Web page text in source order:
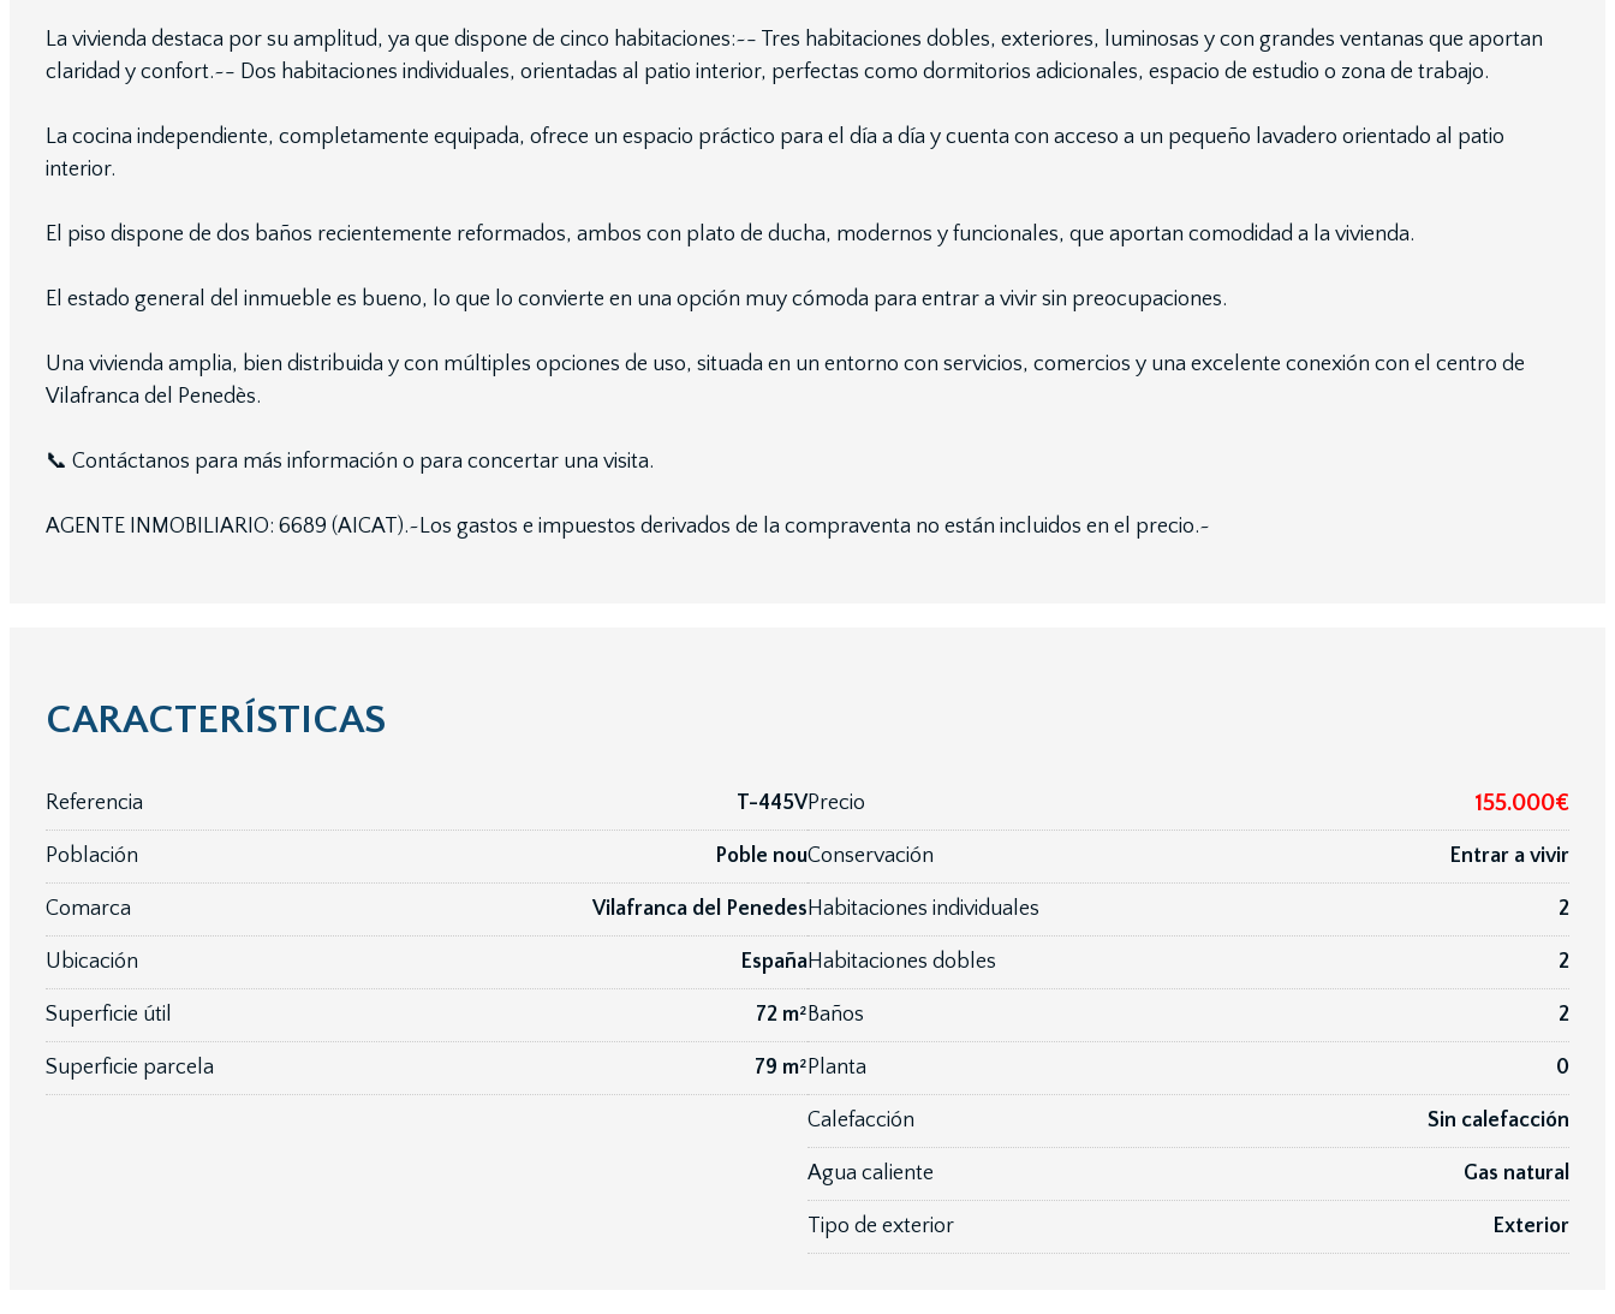
La vivienda destaca por su amplitud, ya que dispone de cinco habitaciones:~- Tres habitaciones dobles, exteriores, luminosas y con grandes ventanas que aportan
claridad y confort.~- Dos habitaciones individuales, orientadas al patio interior, perfectas como dormitorios adicionales, espacio de estudio o zona de trabajo.
La cocina independiente, completamente equipada, ofrece un espacio práctico para el día a día y cuenta con acceso a un pequeño lavadero orientado al patio
interior.
El piso dispone de dos baños recientemente reformados, ambos con plato de ducha, modernos y funcionales, que aportan comodidad a la vivienda.
El estado general del inmueble es bueno, lo que lo convierte en una opción muy cómoda para entrar a vivir sin preocupaciones.
Una vivienda amplia, bien distribuida y con múltiples opciones de uso, situada en un entorno con servicios, comercios y una excelente conexión con el centro de
Vilafranca del Penedès.
📞 Contáctanos para más información o para concertar una visita.
AGENTE INMOBILIARIO: 6689 (AICAT).~Los gastos e impuestos derivados de la compraventa no están incluidos en el precio.~
CARACTERÍSTICAS
Referencia T-445V
Población Poble nou
Comarca Vilafranca del Penedes
Ubicación España
Superficie útil 72 m²
Superficie parcela 79 m²
Precio 155.000€
Conservación Entrar a vivir
Habitaciones individuales 2
Habitaciones dobles 2
Baños 2
Planta 0
Calefacción Sin calefacción
Agua caliente Gas natural
Tipo de exterior Exterior